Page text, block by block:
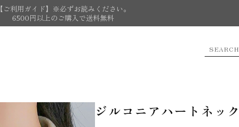
【ご利用ガイド】※必ずお読みください。
6500円以上のご購入で送料無料
ジルコニアハートネッ